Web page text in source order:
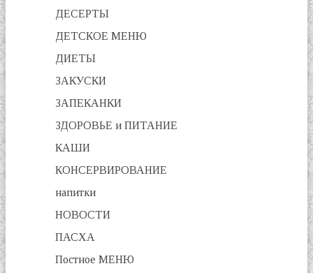
ДЕСЕРТЫ
ДЕТСКОЕ МЕНЮ
ДИЕТЫ
ЗАКУСКИ
ЗАПЕКАНКИ
ЗДОРОВЬЕ и ПИТАНИЕ
КАШИ
КОНСЕРВИРОВАНИЕ
напитки
НОВОСТИ
ПАСХА
Постное МЕНЮ